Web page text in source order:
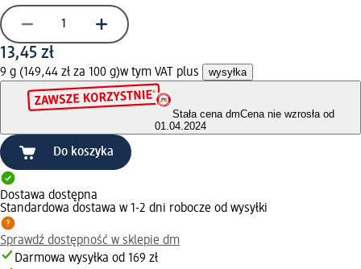
13,45 zł
9 g (149,44 zł za 100 g)w tym VAT plus wysyłka
Stała cena dmCena nie wzrosła od
01.04.2024
Do koszyka
Dostawa dostępna
Standardowa dostawa w 1-2 dni robocze od wysyłki
Sprawdź dostępność w sklepie dm
Darmowa wysyłka od 169 zł